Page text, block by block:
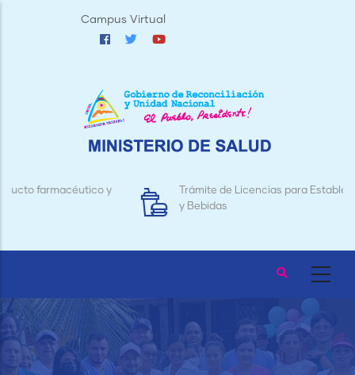
Campus Virtual
Trámite de Licencias para Establecimientos de Alimentos